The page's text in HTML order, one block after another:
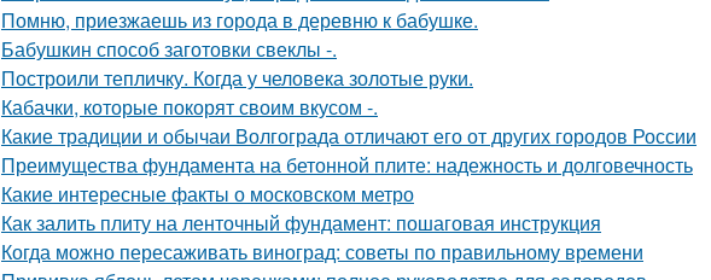
Помню, приезжаешь из города в деревню к бабушке.
Бабушкин способ заготовки свеклы -.
Построили тепличку. Когда у человека золотые руки.
Кабачки, которые покорят своим вкусом -.
Какие традиции и обычаи Волгограда отличают его от других городов России
Преимущества фундамента на бетонной плите: надежность и долговечность
Какие интересные факты о московском метро
Как залить плиту на ленточный фундамент: пошаговая инструкция
Когда можно пересаживать виноград: советы по правильному времени